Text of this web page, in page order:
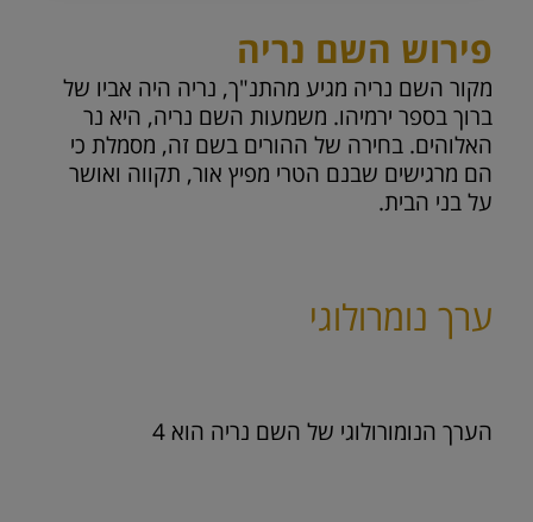
פירוש השם נריה
מקור השם נריה מגיע מהתנ"ך, נריה היה אביו של
ברוך בספר ירמיהו. משמעות השם נריה, היא נר
האלוהים. בחירה של ההורים בשם זה, מסמלת כי
הם מרגישים שבנם הטרי מפיץ אור, תקווה ואושר
על בני הבית.
ערך נומרולוגי
הערך הנומורולוגי של השם נריה הוא4